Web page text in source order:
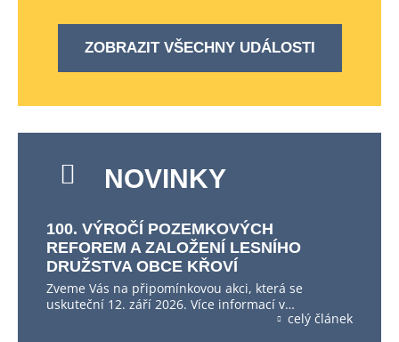
ZOBRAZIT VŠECHNY UDÁLOSTI
NOVINKY
100. VÝROČÍ POZEMKOVÝCH
REFOREM A ZALOŽENÍ LESNÍHO
DRUŽSTVA OBCE KŘOVÍ
Zveme Vás na připomínkovou akci, která se
uskuteční 12. září 2026. Více informací v…
celý článek